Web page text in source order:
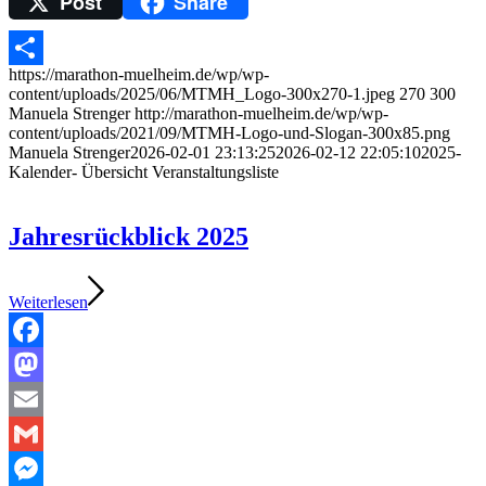
Teilen
https://marathon-muelheim.de/wp/wp-
content/uploads/2025/06/MTMH_Logo-300x270-1.jpeg 270 300
Manuela Strenger http://marathon-muelheim.de/wp/wp-
content/uploads/2021/09/MTMH-Logo-und-Slogan-300x85.png
Manuela Strenger2026-02-01 23:13:252026-02-12 22:05:102025-
Kalender- Übersicht Veranstaltungsliste
Jahresrückblick 2025
Weiterlesen
Facebook
Mastodon
Email
Gmail